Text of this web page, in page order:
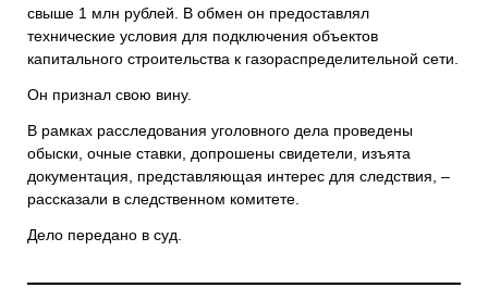
свыше 1 млн рублей. В обмен он предоставлял
технические условия для подключения объектов
капитального строительства к газораспределительной сети.
Он признал свою вину.
В рамках расследования уголовного дела проведены
обыски, очные ставки, допрошены свидетели, изъята
документация, представляющая интерес для следствия, –
рассказали в следственном комитете.
Дело передано в суд.